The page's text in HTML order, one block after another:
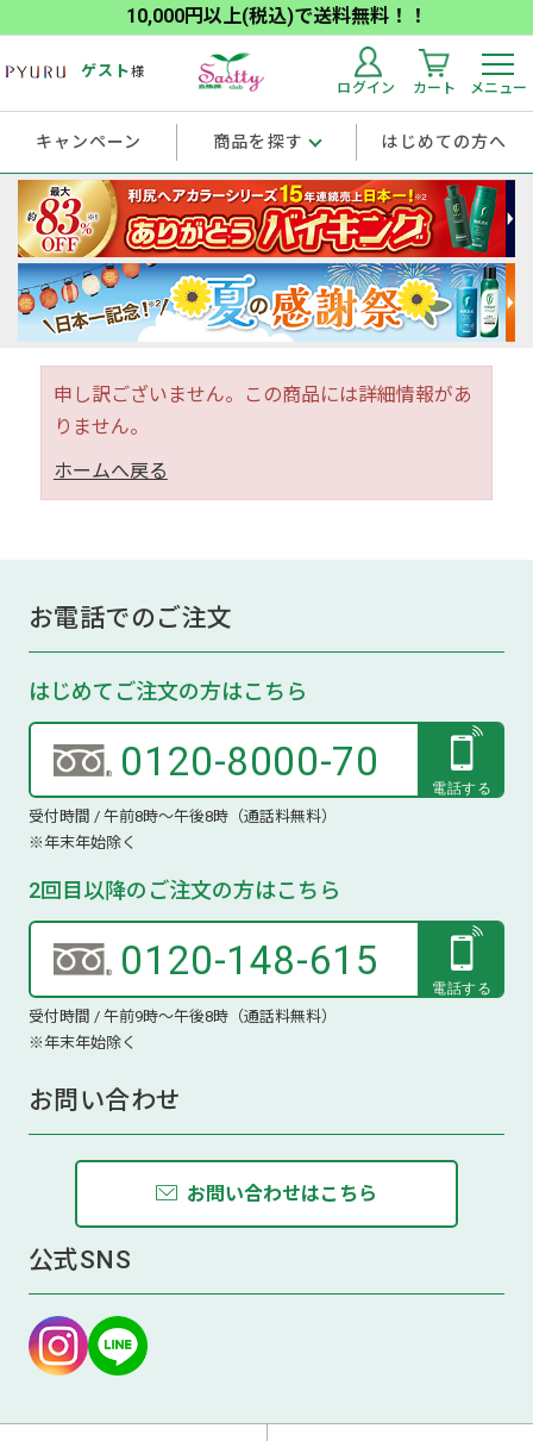
10,000円以上(税込)で送料無料！！
ゲスト様
ログイン カート メニュー
キャンペーン 商品を探す はじめての方へ
申し訳ございません。この商品には詳細情報があ
りません。
ホームへ戻る
お電話でのご注文
はじめてご注文の方はこちら
0120-8000-70
受付時間 / 午前8時～午後8時（通話料無料）
※年末年始除く
2回目以降のご注文の方はこちら
0120-148-615
受付時間 / 午前9時～午後8時（通話料無料）
※年末年始除く
お問い合わせ
お問い合わせはこちら
公式SNS